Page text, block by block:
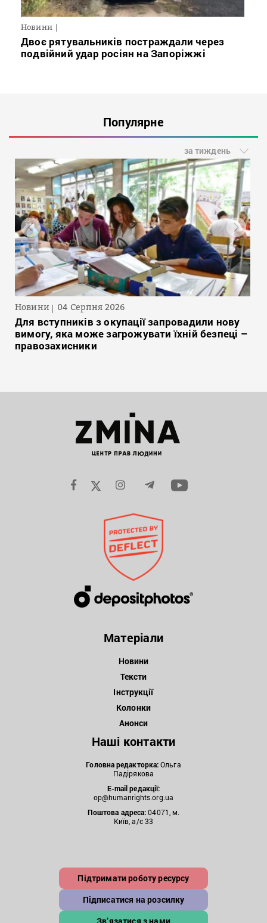
Новини
Двоє рятувальників постраждали через
подвійний удар росіян на Запоріжжі
Популярне
за тиждень
Новини 04 Серпня 2026
Для вступників з окупації запровадили нову
вимогу, яка може загрожувати їхній безпеці –
правозахисники
Матеріали
Новини
Тексти
Інструкції
Колонки
Анонси
Наші контакти
Головна редакторка:Ольга
Падірякова
E-mail редакції:
op@humanrights.org.ua
Поштова адреса:04071, м.
Київ, а/с 33
Підтримати роботу ресурсу
Підписатися на розсилку
Зв’язатися з нами